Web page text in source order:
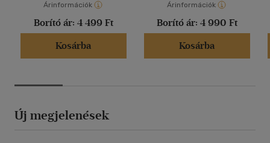
Árinformációk
Borító ár: 4 499 Ft
Kosárba
Árinformációk
Borító ár: 4 990 Ft
Kosárba
Új megjelenések